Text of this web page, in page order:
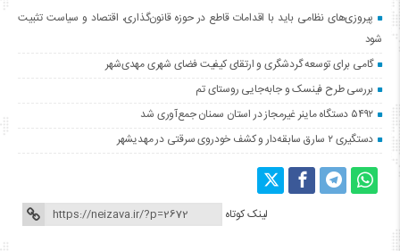
پیروزی‌های نظامی باید با اقدامات قاطع در حوزه قانون‌گذاری، اقتصاد و سیاست تثبیت
شود
گامی برای توسعه گردشگری و ارتقای کیفیت فضای شهری مهدی‌شهر
بررسی طرح فینسک و جابه‌جایی روستای تم
۵۴۹۲ دستگاه ماینر غیرمجاز در استان سمنان جمع‌آوری شد
دستگیری ۲ سارق سابقه‌دار و کشف خودروی سرقتی در مهدیشهر
لینک کوتاه